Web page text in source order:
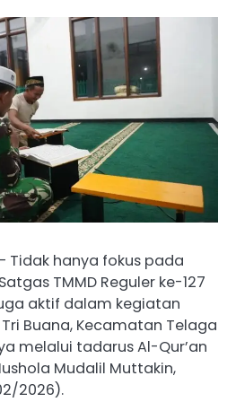
Tidak hanya fokus pada
TMMD Reguler ke-127
aktif dalam kegiatan
Buana, Kecamatan Telaga
melalui tadarus Al-Qur’an
Mudalil Muttakin,
2026).